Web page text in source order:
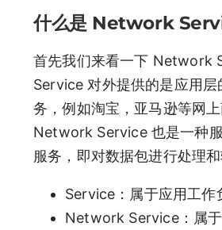
什么是 Network
首先我们来看一下 Network
Service 对外提供的是应用
务，例如淘宝，亚马逊等网
Network Service 也是一种
服务，即对数据包进行处理
Service：属于应用工作
Network Service：属